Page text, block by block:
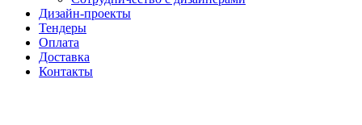
Дизайн-проекты
Тендеры
Оплата
Доставка
Контакты